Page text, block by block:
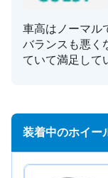
車高はノーマル
バランスも悪く
ていて満足して
装着中のホイー